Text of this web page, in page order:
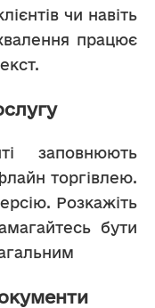
чи навіть
працює
заповнюють
торгівлею.
Розкажіть
бути